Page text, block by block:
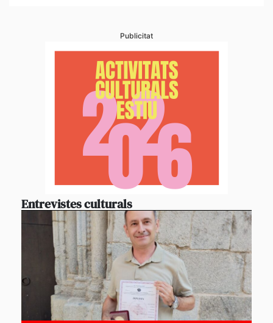
Publicitat
Entrevistes culturals